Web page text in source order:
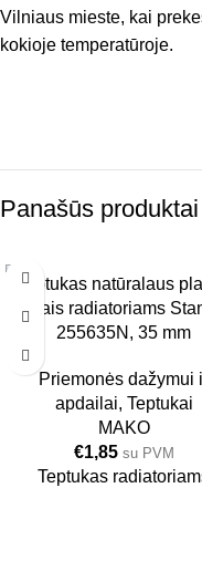
Vilniaus mieste, kai
kokioje temperatūroje.
Panašūs produktai
6 VNT.
35MM
Teptukas natūralaus
šeriais radiatoriams
255635N, 35 mm
Priemonės dažymui
apdailai, Teptukai
MAKO
€1,85 su PVM
Teptukas